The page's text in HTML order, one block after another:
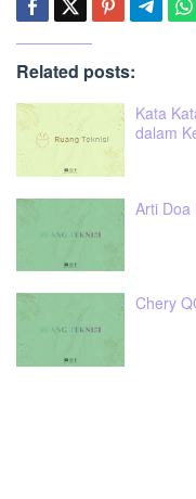
Related posts:
Kata
dalam
Arti Doa
Chery